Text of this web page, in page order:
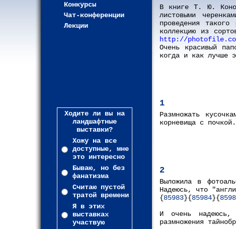
Конкурсы
Чат-конференции
Лекции
Ходите ли вы на
ландшафтные
выставки?
Хожу на все
доступные, мне
это интересно
Бываю, но без
фанатизма
Считаю пустой
тратой времени
Я в этих
выставках
участвую
В книге Т. Ю.
листовыми
проведения
коллекцию из
http://
Очень красивый
когда и как лучше
1
Размножать
корневища с
2
Выложила в
Надеюсь, что
{85983}{85984}{
И очень
размножения